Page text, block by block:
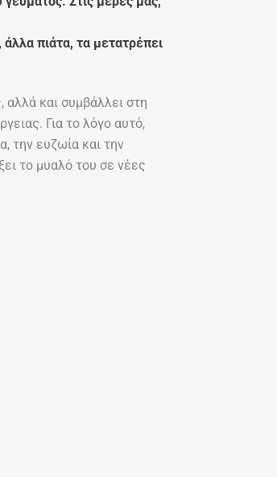
πιάτα, τα μετατρέπει
και συμβάλλει στη
Για το λόγο αυτό,
την ευζωία και την
το μυαλό του σε νέες